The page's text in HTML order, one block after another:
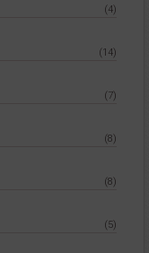
(4)
(14)
(7)
(8)
(8)
(5)